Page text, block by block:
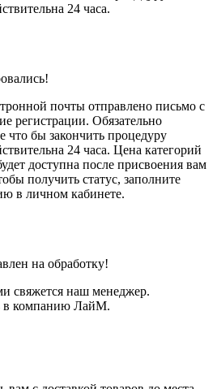
24 часа.
почты отправлено письмо с
регистрации. Обязательно
что бы закончить процедуру
24 часа. Цена категорий
доступна после присвоения вам
получить статус, заполните
в личном кабинете.
на обработку!
свяжется наш менеджер.
в компанию ЛайМ.